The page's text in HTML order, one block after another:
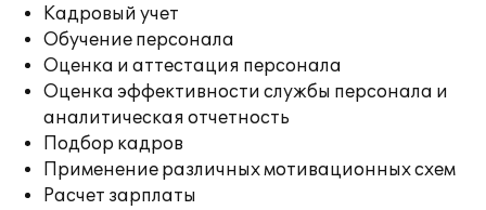
Кадровый учет
Обучение персонала
Оценка и аттестация персонала
Оценка эффективности службы персонала и
аналитическая отчетность
Подбор кадров
Применение различных мотивационных схем
Расчет зарплаты